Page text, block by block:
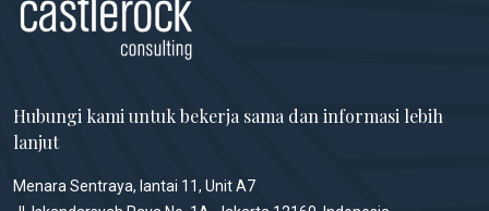
Hubungi kami untuk bekerja sama dan informasi lebih
lanjut
Menara Sentraya, lantai 11, Unit A7